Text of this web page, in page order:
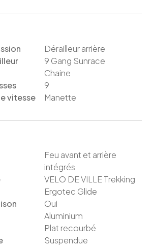
Dérailleur arrière
9 Gang Sunrace
Chaine
9
vitesse
Manette
Feu avant et arrière
intégrés
VELO DE VILLE Trekking
Ergotec Glide
Oui
Aluminium
Plat recourbé
Suspendue